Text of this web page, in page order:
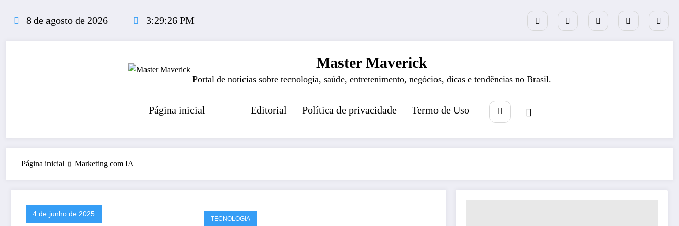
conteúdo
8 de agosto de 2026 3:29:26 PM
Master Maverick
Portal de notícias sobre tecnologia, saúde, entretenimento, negócios, dicas e tendências no Brasil.
Página inicial Editorial Política de privacidade Termo de Uso
Página inicial Marketing com IA
4 de junho de 2025
TECNOLOGIA